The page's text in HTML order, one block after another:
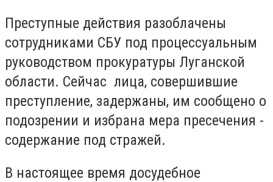
Преступные действия разоблачены
сотрудниками СБУ под процессуальным
руководством прокуратуры Луганской
области. Сейчас лица, совершившие
преступление, задержаны, им сообщено о
подозрении и избрана мера пресечения -
содержание под стражей.
В настоящее время досудебное